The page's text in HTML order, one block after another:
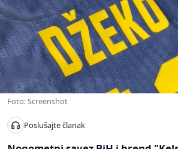
Foto: Screenshot
Poslušajte članak